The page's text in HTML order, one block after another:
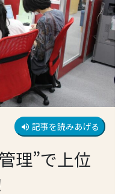
volume_up 記事を読みあげる
理”で上位